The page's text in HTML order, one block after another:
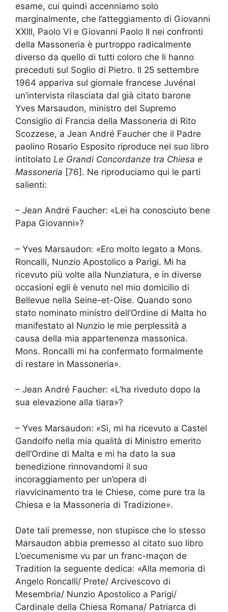
esame, cui quindi accenniamo solo
marginalmente, che l’atteggiamento di Giovanni
XXIII, Paolo VI e Giovanni Paolo II nei confronti
della Massoneria è purtroppo radicalmente
diverso da quello di tutti coloro che li hanno
preceduti sul Soglio di Pietro. Il 25 settembre
1964 appariva sul giornale francese Juvénal
un’intervista rilasciata dal già citato barone
Yves Marsaudon, ministro del Supremo
Consiglio di Francia della Massoneria di Rito
Scozzese, a Jean André Faucher che il Padre
paolino Rosario Esposito riproduce nel suo libro
intitolato Le Grandi Concordanze tra Chiesa e
Massoneria [76]. Ne riproduciamo qui le parti
salienti:
– Jean André Faucher: «Lei ha conosciuto bene
Papa Giovanni»?
– Yves Marsaudon: «Ero molto legato a Mons.
Roncalli, Nunzio Apostolico a Parigi. Mi ha
ricevuto più volte alla Nunziatura, e in diverse
occasioni egli è venuto nel mio domicilio di
Bellevue nella Seine-et-Oise. Quando sono
stato nominato ministro dell’Ordine di Malta ho
manifestato al Nunzio le mie perplessità a
causa della mia appartenenza massonica.
Mons. Roncalli mi ha confermato formalmente
di restare in Massoneria».
– Jean André Faucher: «L’ha riveduto dopo la
sua elevazione alla tiara»?
– Yves Marsaudon: «Sì, mi ha ricevuto a Castel
Gandolfo nella mia qualità di Ministro emerito
dell’Ordine di Malta e mi ha dato la sua
benedizione rinnovandomi il suo
incoraggiamento per un’opera di
riavvicinamento tra le Chiese, come pure tra la
Chiesa e la Massoneria di Tradizione».
Date tali premesse, non stupisce che lo stesso
Marsaudon abbia premesso al citato suo libro
L’oecumenisme vu par un franc-maçon de
Tradition la seguente dedica: «Alla memoria di
Angelo Roncalli/ Prete/ Arcivescovo di
Mesembria/ Nunzio Apostolico a Parigi/
Cardinale della Chiesa Romana/ Patriarca di